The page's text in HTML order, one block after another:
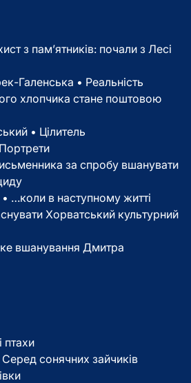
з пам’ятників: почали з Лесі
Галенська • Реальність
хлопчика стане поштовою
• Цілитель
за спробу вшанувати
…коли в наступному житті
Хорватський культурний
вшанування Дмитра
птахи
сонячних зайчиків